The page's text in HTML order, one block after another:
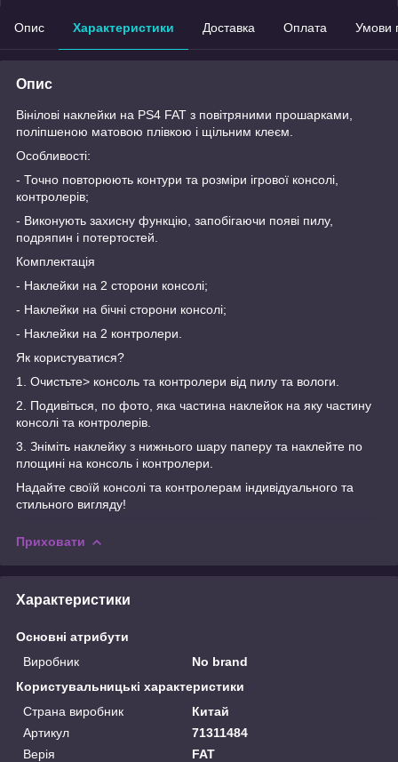
Опис Характеристики Доставка Оплата Умови
Опис
Вінілові наклейки на PS4 FAT з повітряними прошарками,
поліпшеною матовою плівкою і щільним клеєм.
Особливості:
- Точно повторюють контури та розміри ігрової консолі,
контролерів;
- Виконують захисну функцію, запобігаючи появі пилу,
подряпин і потертостей.
Комплектація
- Наклейки на 2 сторони консолі;
- Наклейки на бічні сторони консолі;
- Наклейки на 2 контролери.
Як користуватися?
1. Очистьте> консоль та контролери від пилу та вологи.
2. Подивіться, по фото, яка частина наклейок на яку частину
консолі та контролерів.
3. Зніміть наклейку з нижнього шару паперу та наклейте по
площині на консоль і контролери.
Надайте своїй консолі та контролерам індивідуального та
стильного вигляду!
Приховати
Характеристики
Основні атрибути
Виробник
No brand
Користувальницькі характеристики
Страна виробник
Китай
Артикул
71311484
Верія
FAT